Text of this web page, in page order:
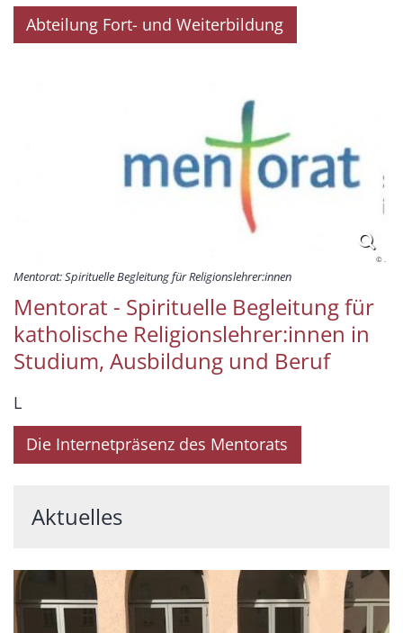
Abteilung Fort- und Weiterbildung
© .
Mentorat: Spirituelle Begleitung für Religionslehrer:innen
Mentorat - Spirituelle Begleitung für
katholische Religionslehrer:innen in
Studium, Ausbildung und Beruf
L
Die Internetpräsenz des Mentorats
Aktuelles